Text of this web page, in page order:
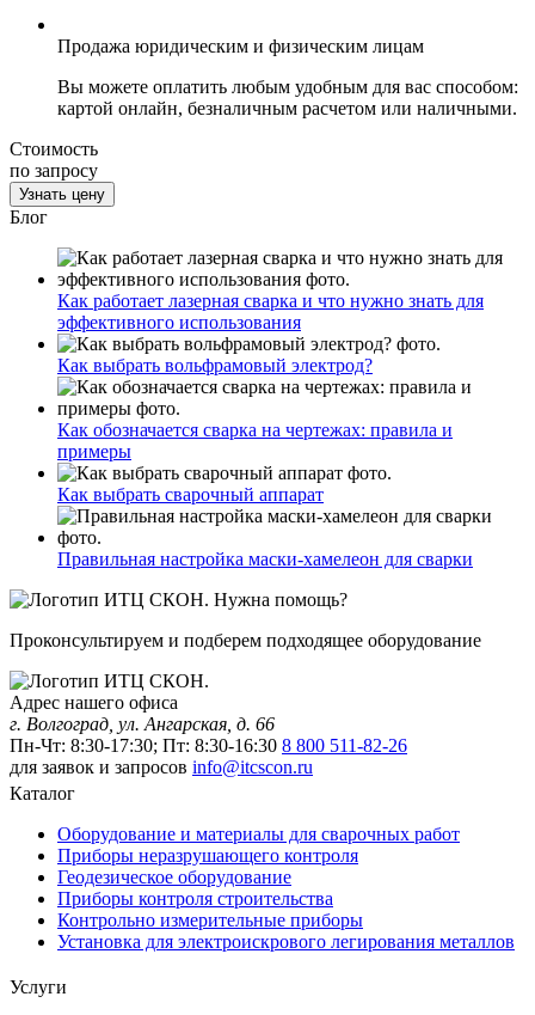
Продажа юридическим и физическим лицам
Вы можете оплатить любым удобным для вас способом:
картой онлайн, безналичным расчетом или наличными.
Стоимость
по запросу
Узнать цену
Блог
Как работает лазерная сварка и что нужно знать для
эффективного использования
Как выбрать вольфрамовый электрод?
Как обозначается сварка на чертежах: правила и
примеры
Как выбрать сварочный аппарат
Правильная настройка маски-хамелеон для сварки
Нужна помощь?
Проконсультируем и подберем подходящее оборудование
Адрес нашего офиса
г. Волгоград, ул. Ангарская, д. 66
Пн-Чт: 8:30-17:30; Пт: 8:30-16:30 8 800 511-82-26
для заявок и запросов info@itcscon.ru
Каталог
Оборудование и материалы для сварочных работ
Приборы неразрушающего контроля
Геодезическое оборудование
Приборы контроля строительства
Контрольно измерительные приборы
Установка для электроискрового легирования металлов
Услуги